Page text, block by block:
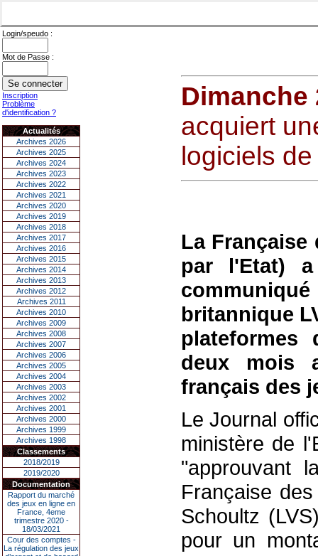
Login/speudo :
Mot de Passe :
Inscription
Problème
d'identification ?
Actualités
Archives 2026
Archives 2025
Archives 2024
Archives 2023
Archives 2022
Archives 2021
Archives 2020
Archives 2019
Archives 2018
Archives 2017
Archives 2016
Archives 2015
Archives 2014
Archives 2013
Archives 2012
Archives 2011
Archives 2010
Archives 2009
Archives 2008
Archives 2007
Archives 2006
Archives 2005
Archives 2004
Archives 2003
Archives 2002
Archives 2001
Archives 2000
Archives 1999
Archives 1998
Classements
2018/2019
2019/2020
Documentation
Rapport du marché
des jeux en ligne en
France, 4eme
trimestre 2020 -
18/03/2021
Cour des comptes -
La régulation des jeux
Dimanche
acquiert
logiciels
La Française
par l'Etat)
britannique
deux mois
français des
Le Journal
ministère de
"approuvant
Française
Schoultz
pour un